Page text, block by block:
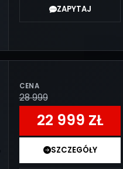
ZAPYTAJ
CENA
28 999
22 999 ZŁ
SZCZEGÓŁY